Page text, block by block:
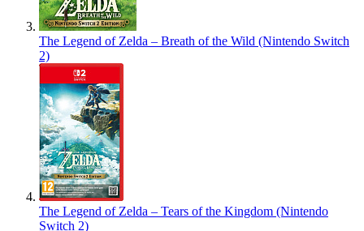
The Legend of Zelda – Breath of the Wild (Nintendo Switch
2)
The Legend of Zelda – Tears of the Kingdom (Nintendo
Switch 2)